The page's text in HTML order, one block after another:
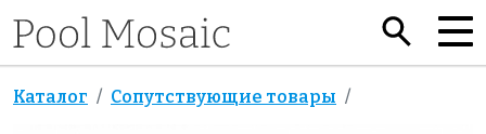
Каталог Сопутствующие товары